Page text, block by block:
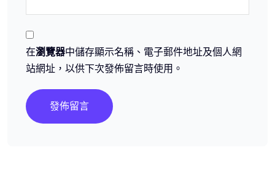
在瀏覽器中儲存顯示名稱、電子郵件地址及個人網
站網址，以供下次發佈留言時使用。